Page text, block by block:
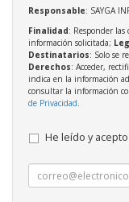
Responsable: SAYGA
Finalidad: Responder
información solicitada;
Destinatarios: Solo se
Derechos: Acceder,
indica en la información
consultar la información
de Privacidad.
He leído y acepto